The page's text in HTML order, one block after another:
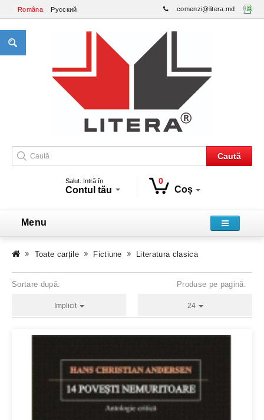
Româna Русский comenzi@litera.md
Caută
Salut. Intră în
Contul tău
0
Coș
Menu
Toate carțile Fictiune Literatura clasica
Sortare după:
Implicit
Produse pe pagină:
24